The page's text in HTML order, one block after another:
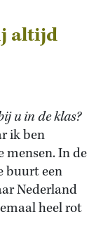
altijd
u in de klas?
ik ben
mensen. In de
buurt een
Nederland
heel rot